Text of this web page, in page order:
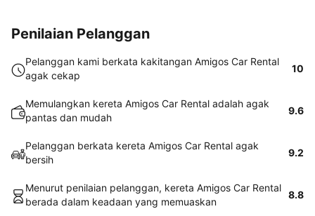
Penilaian Pelanggan
Pelanggan kami berkata kakitangan Amigos Car Rental
agak cekap
10
Memulangkan kereta Amigos Car Rental adalah agak
pantas dan mudah
9.6
Pelanggan berkata kereta Amigos Car Rental agak
bersih
9.2
Menurut penilaian pelanggan, kereta Amigos Car Rental
berada dalam keadaan yang memuaskan
8.8